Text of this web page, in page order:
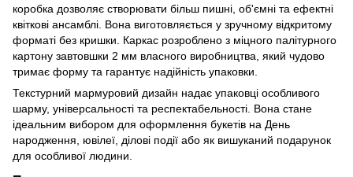
коробка дозволяє створювати більш пишні, об'ємні та ефектні
квіткові ансамблі. Вона виготовляється у зручному відкритому
форматі без кришки. Каркас розроблено з міцного палітурного
картону завтовшки 2 мм власного виробництва, який чудово
тримає форму та гарантує надійність упаковки.
Текстурний мармуровий дизайн надає упаковці особливого
шарму, універсальності та респектабельності. Вона стане
ідеальним вибором для оформлення букетів на День
народження, ювілеї, ділові події або як вишуканий подарунок
для особливої людини.